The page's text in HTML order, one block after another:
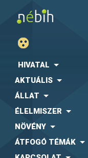
HIVATAL
AKTUÁLIS
ÁLLAT
ÉLELMISZER
NÖVÉNY
ÁTFOGÓ TÉMÁK